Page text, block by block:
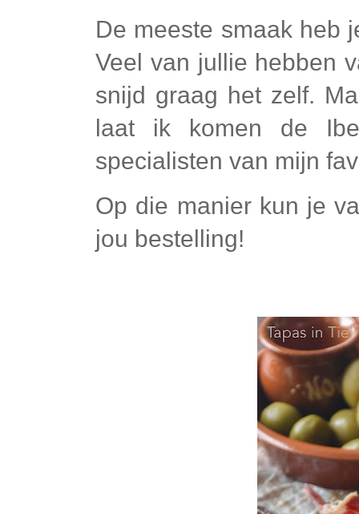
De meeste smaak heb
Veel van jullie hebben
snijd graag het zelf.
laat ik komen de
specialisten van mijn
Op die manier kun je
jou bestelling!